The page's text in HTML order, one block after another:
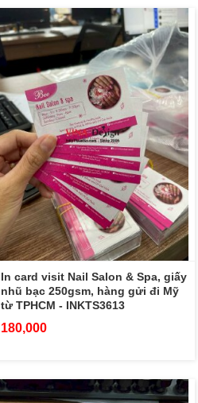
In card visit Nail Salon & Spa, giấy
nhũ bạc 250gsm, hàng gửi đi Mỹ
từ TPHCM - INKTS3613
180,000